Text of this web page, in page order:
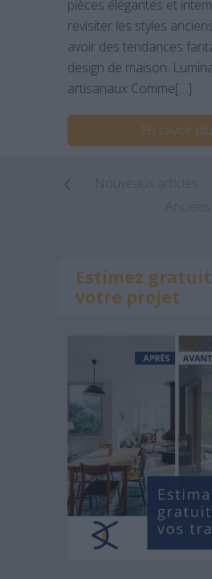
pièces élégantes et
revisiter les styles
avoir des tendances
design de maison.
artisanaux Comme[…]
En savoir
Estimez
votre projet